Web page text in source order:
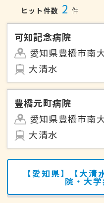
ヒット件数 2 件
可知記念病院
愛知県豊橋市南
大清水
豊橋元町病院
愛知県豊橋市南
大清水
【愛知県】【大
院・大